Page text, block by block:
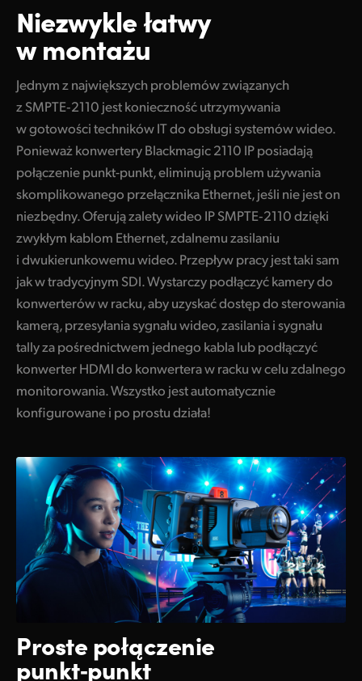
Niezwykle łatwy
w montażu
Jednym z największych problemów związanych
z SMPTE‑2110 jest konieczność utrzymywania
w gotowości techników IT do obsługi systemów wideo.
Ponieważ konwertery Blackmagic 2110 IP posiadają
połączenie punkt-punkt, eliminują problem używania
skomplikowanego przełącznika Ethernet, jeśli nie jest on
niezbędny. Oferują zalety wideo IP SMPTE‑2110dzięki
zwykłym kablom Ethernet, zdalnemu zasilaniu
i dwukierunkowemu wideo. Przepływ pracy jest taki sam
jak w tradycyjnym SDI. Wystarczy podłączyć kamery do
konwerterów w racku, aby uzyskać dostęp do sterowania
kamerą, przesyłania sygnału wideo, zasilania i sygnału
tally za pośrednictwem jednego kabla lub podłączyć
konwerter HDMI do konwertera w racku w celu zdalnego
monitorowania. Wszystko jest automatycznie
konfigurowane i po prostu działa!
Proste połączenie
punkt‑punkt